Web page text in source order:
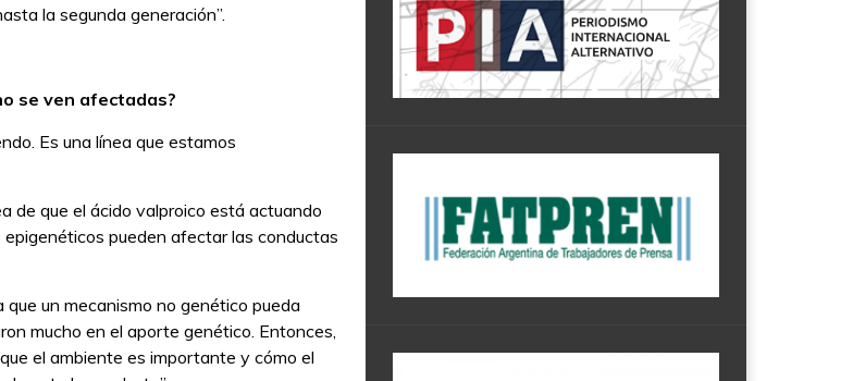
la segunda generación”.
se ven afectadas?
Es una línea que estamos
de que el ácido valproico está actuando
pueden afectar las conductas
un mecanismo no genético pueda
mucho en el aporte genético. Entonces,
el ambiente es importante y cómo el